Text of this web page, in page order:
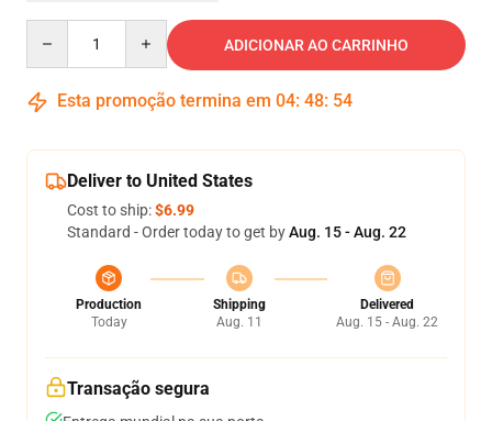
ADICIONAR AO CARRINHO
Esta promoção termina em 04: 48: 54
Deliver to United States
Cost to ship:$6.99
Standard - Order today to get byAug. 15 - Aug. 22
Production
Today
Shipping
Aug. 11
Delivered
Aug. 15 - Aug. 22
Transação segura